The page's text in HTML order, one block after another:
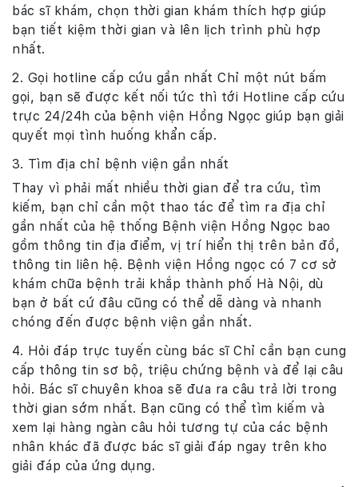
bác sĩ khám, chọn thời gian khám thích hợp giúp
bạn tiết kiệm thời gian và lên lịch trình phù hợp
nhất.
2. Gọi hotline cấp cứu gần nhất Chỉ một nút bấm
gọi, bạn sẽ được kết nối tức thì tới Hotline cấp cứu
trực 24/24h của bệnh viện Hồng Ngọc giúp bạn giải
quyết mọi tình huống khẩn cấp.
3. Tìm địa chỉ bệnh viện gần nhất
Thay vì phải mất nhiều thời gian để tra cứu, tìm
kiếm, bạn chỉ cần một thao tác để tìm ra địa chỉ
gần nhất của hệ thống Bệnh viện Hồng Ngọc bao
gồm thông tin địa điểm, vị trí hiển thị trên bản đồ,
thông tin liên hệ. Bệnh viện Hồng ngọc có 7 cơ sở
khám chữa bệnh trải khắp thành phố Hà Nội, dù
bạn ở bất cứ đâu cũng có thể dễ dàng và nhanh
chóng đến được bệnh viện gần nhất.
4. Hỏi đáp trực tuyến cùng bác sĩ Chỉ cần bạn cung
cấp thông tin sơ bộ, triệu chứng bệnh và để lại câu
hỏi. Bác sĩ chuyên khoa sẽ đưa ra câu trả lời trong
thời gian sớm nhất. Bạn cũng có thể tìm kiếm và
xem lại hàng ngàn câu hỏi tương tự của các bệnh
nhân khác đã được bác sĩ giải đáp ngay trên kho
giải đáp của ứng dụng.